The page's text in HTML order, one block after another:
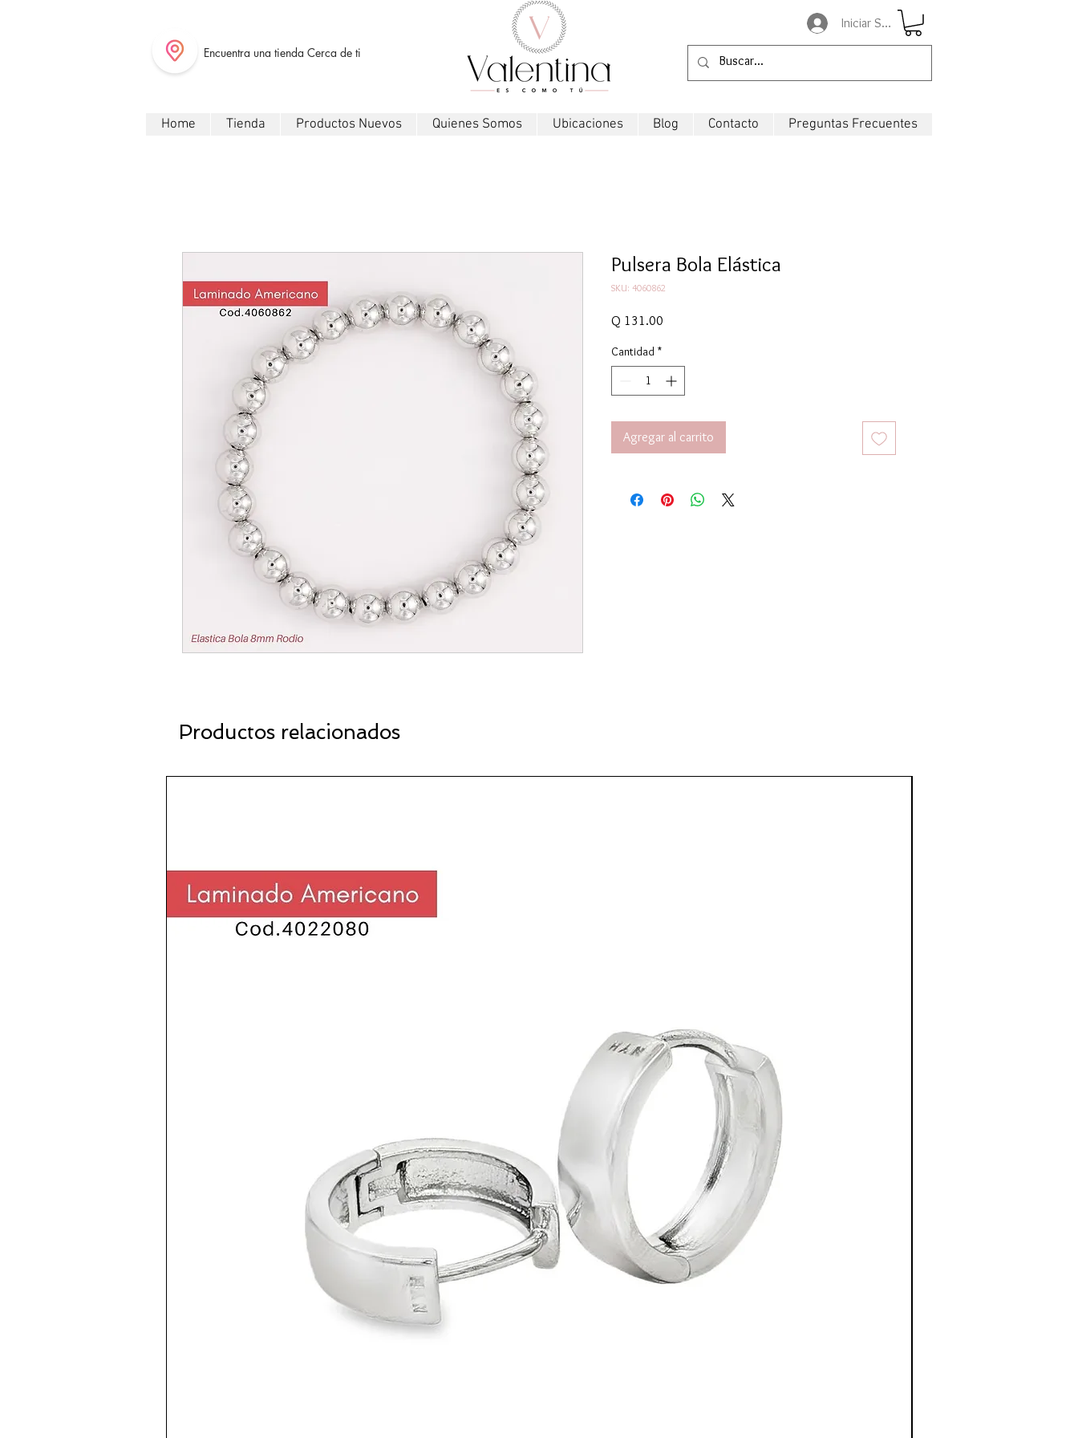
Encuentra una tienda Cerca de ti
Iniciar Sesión
Home Tienda Productos Nuevos Quienes Somos Ubicaciones Blog Contacto Preguntas Frecuentes
Pulsera Bola Elástica
SKU: 4060862
Q 131.00
Cantidad *
Agregar al carrito
Productos relacionados